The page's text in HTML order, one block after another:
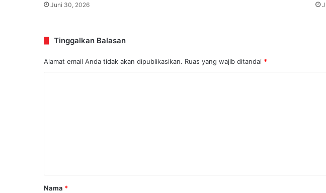
Juni 30, 2026
Tinggalkan Balasan
Alamat email Anda tidak akan dipublikasikan. Ruas yang wajib ditandai *
r
Nama *